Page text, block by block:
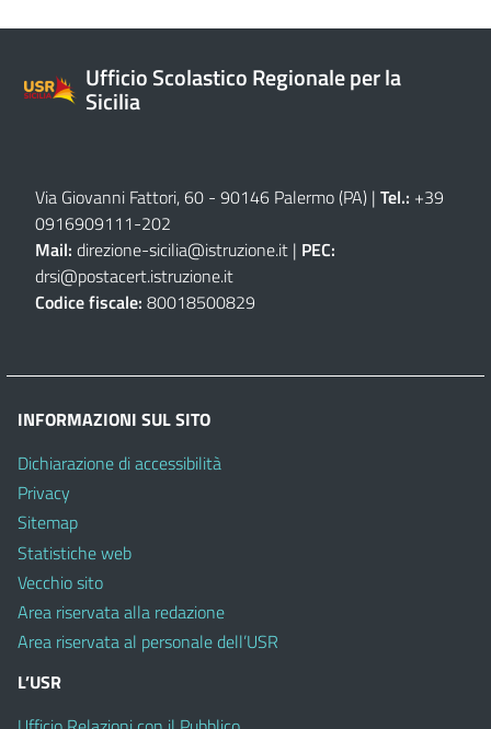
Ufficio Scolastico Regionale per la
Sicilia
Via Giovanni Fattori, 60 - 90146 Palermo (PA) | Tel.: +39
0916909111-202
Mail: direzione-sicilia@istruzione.it | PEC:
drsi@postacert.istruzione.it
Codice fiscale: 80018500829
INFORMAZIONI SUL SITO
Dichiarazione di accessibilità
Privacy
Sitemap
Statistiche web
Vecchio sito
Area riservata alla redazione
Area riservata al personale dell’USR
L’USR